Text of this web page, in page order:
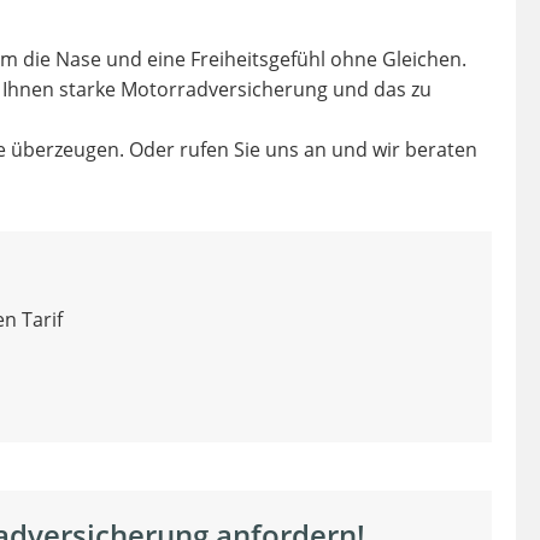
die Nase und eine Freiheitsgefühl ohne Gleichen.
starke Motorradversicherung und das zu
Oder rufen Sie uns an und wir beraten
Tarif